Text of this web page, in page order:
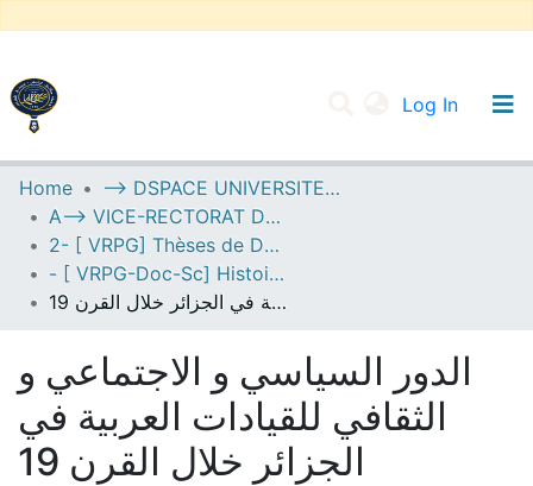
Log In
UNIVERSITY OF D.L SIDI BEL ABBES
Communities & Collections
All of DSpace
Statistics
Home
--> DSPACE UNIVERSITE DJILALLI LIABES DE SIDI BEL ABBES
A--> VICE-RECTORAT DE LA POST-GRADUATION
2- [ VRPG] Thèses de Doctorat en Sciences
- [ VRPG-Doc-Sc] Histoire --- تاريخ
الدور السياسي و الاجتماعي و الثقافي للقيادات العربية في الجزائر خلال القرن 19
الدور السياسي و الاجتماعي و
الثقافي للقيادات العربية في
الجزائر خلال القرن 19